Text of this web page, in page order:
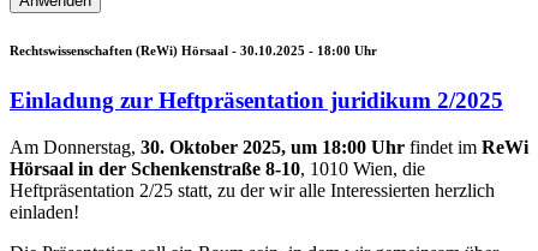
Rechtswissenschaften (ReWi) Hörsaal - 30.10.2025 - 18:00 Uhr
Einladung zur Heftpräsentation juridikum 2/2025
Am Donnerstag, 30. Oktober 2025, um 18:00 Uhr findet im ReWi
Hörsaal in der Schenkenstraße 8-10, 1010 Wien, die
Heftpräsentation 2/25 statt, zu der wir alle Interessierten herzlich
einladen!